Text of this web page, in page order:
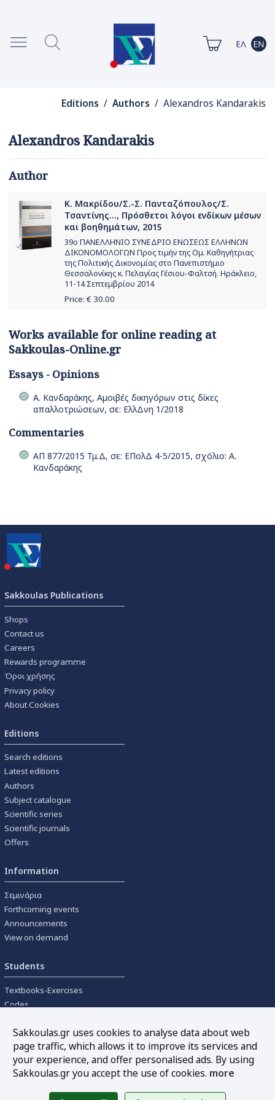
Editions / Authors / Alexandros Kandarakis
Alexandros Kandarakis
Author
Κ. Μακρίδου/Σ.-Σ. Πανταζόπουλος/Σ.
Τσαντίνης..., Πρόσθετοι λόγοι ενδίκων μέσων
και βοηθημάτων, 2015
39ο ΠΑΝΕΛΛΗΝΙΟ ΣΥΝΕΔΡΙΟ ΕΝΩΣΕΩΣ ΕΛΛΗΝΩΝ
ΔΙΚΟΝΟΜΟΛΟΓΩΝ Προς τιμήν της Ομ. Καθηγήτριας
της Πολιτικής Δικονομίας στο Πανεπιστήμιο
Θεσσαλονίκης κ. Πελαγίας Γέσιου-Φαλτσή. Ηράκλειο,
11-14 Σεπτεμβρίου 2014
Price: € 30.00
Works available for online reading at
Sakkoulas-Online.gr
Essays - Opinions
Α. Κανδαράκης, Αμοιβές δικηγόρων στις δίκες
απαλλοτριώσεων, σε: ΕλλΔνη 1/2018
Commentaries
ΑΠ 877/2015 Τμ.Δ, σε: ΕΠολΔ 4-5/2015, σχόλιο: Α.
Κανδαράκης
Sakkoulas Publications
Shops
Contact us
Careers
Rewards programme
Όροι χρήσης
Privacy policy
About Cookies
Editions
Search editions
Latest editions
Authors
Subject catalogue
Scientific series
Scientific journals
Offers
Information
Σεμινάρια
Forthcoming events
Announcements
View on demand
Students
Textbooks-Exercises
Codes
Tools
Online interest calculation
Sakkoulas.gr uses cookies to analyse data about web
page traffic, which allows it to improve its services and
your experience, and offer personalised ads. By using
Sakkoulas.gr you accept the use of cookies. more